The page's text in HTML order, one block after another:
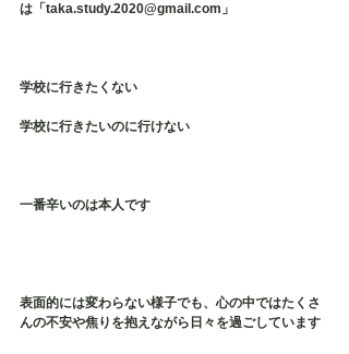
は「taka.study.2020@gmail.com」
学校に行きたくない
学校に行きたいのに行けない
一番辛いのは本人です
表面的には変わらない様子でも、心の中ではたくさ
んの不安や焦りを抱えながら日々を過ごしています